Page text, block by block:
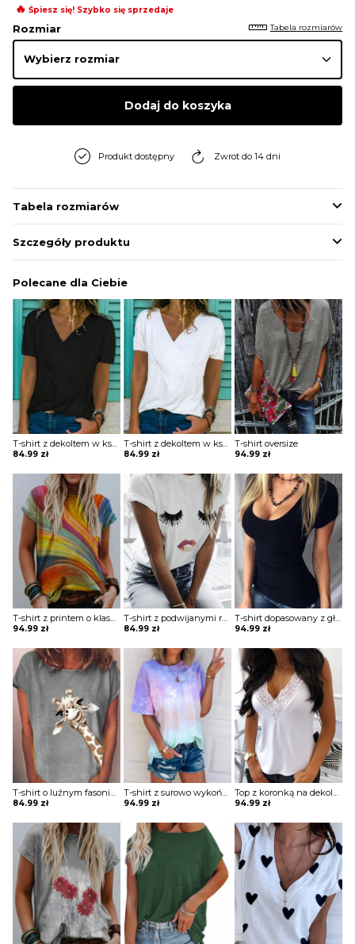
🔥 Śpiesz się! Szybko się sprzedaje
Rozmiar Tabela rozmiarów
Dodaj do koszyka
Produkt dostępny Zwrot do 14 dni
Tabela rozmiarów
Szczegóły produktu
Polecane dla Ciebie
84.99 zł
T-shirt z dekoltem w kształcie litery V
84.99 zł
T-shirt oversize
94.99 zł
94.99 zł
T-shirt z podwijanymi rękawami z nadrukiem
84.99 zł
T-shirt dopasowany z głębokim dekoltem
94.99 zł
84.99 zł
T-shirt z surowo wykończonym dołem
94.99 zł 94.99 zł